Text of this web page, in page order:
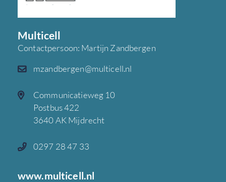
Multicell
Contactpersoon: Martijn Zandbergen
mzandbergen@multicell.nl
Communicatieweg 10
Postbus 422
3640 AK Mijdrecht
0297 28 47 33
www.multicell.nl